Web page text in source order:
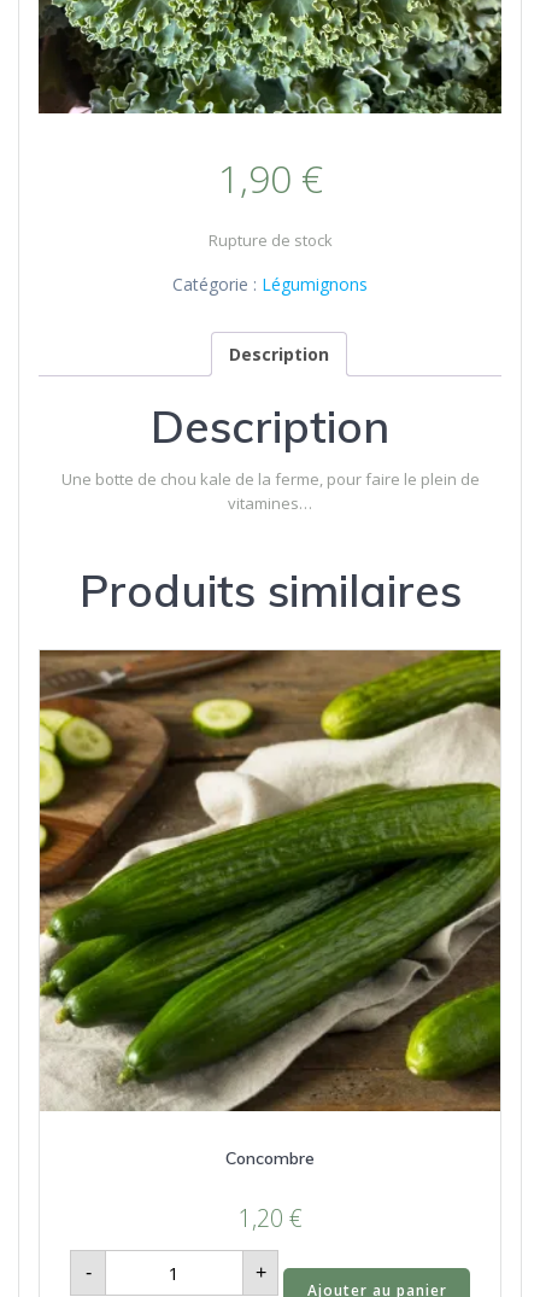
1,90 €
Rupture de stock
Catégorie : Légumignons
Description
Description
Une botte de chou kale de la ferme, pour faire le plein de
vitamines…
Produits similaires
Concombre
1,20 €
-
quantité
de
+
Ajouter au panier